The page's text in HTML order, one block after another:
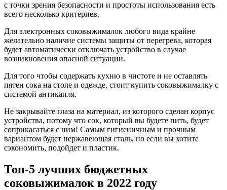
с точки зрения безопасности и простоты использования есть
всего несколько критериев.
Для электронных соковыжималок любого вида крайне
желательно наличие системы защиты от перегрева, которая
будет автоматически отключать устройство в случае
возникновения опасной ситуации.
Для того чтобы содержать кухню в чистоте и не оставлять
пятен сока на столе и одежде, стоит купить соковыжималку с
системой антикапля.
Не закрывайте глаза на материал, из которого сделан корпус
устройства, потому что сок, который вы будете пить, будет
соприкасаться с ним! Самым гигиеничным и прочным
вариантом будет нержавеющая сталь, но если вы хотите
сэкономить, подойдет и пластик.
Топ-5 лучших бюджетных
соковыжималок в 2022 году